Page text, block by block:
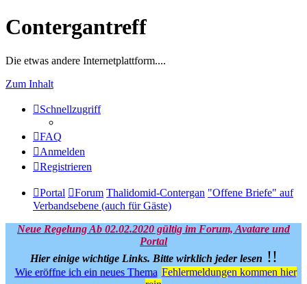
Contergantreff
Die etwas andere Internetplattform....
Zum Inhalt
Schnellzugriff
FAQ
Anmelden
Registrieren
Portal Forum Thalidomid-Contergan "Offene Briefe" auf
Verbandsebene (auch für Gäste)
Neue Regelung Ab 02.02.2020 gültig im Forum, Avatare und
Portal
Hier einige wichtige Links. Bitte wirklich jeder lesen !!
Wie eröffne ich ein neues Thema Fehlermeldungen kommen hier